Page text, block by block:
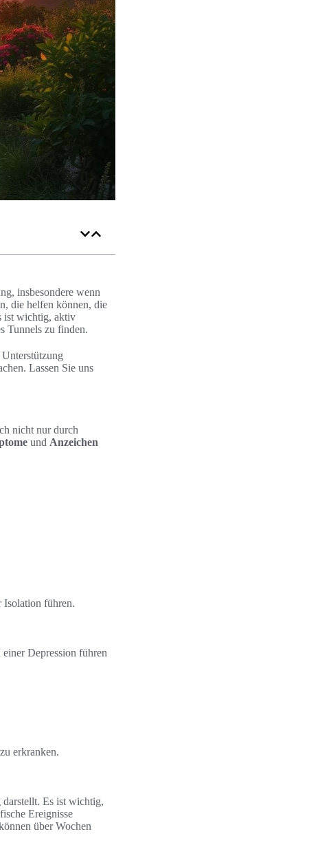
insbesondere wenn
die helfen können, die
ist wichtig, aktiv
Tunnels zu finden.
Lassen Sie uns
nicht nur durch
und Anzeichen
Isolation führen.
Depression führen
erkranken.
Es ist wichtig,
Ereignisse
über Wochen